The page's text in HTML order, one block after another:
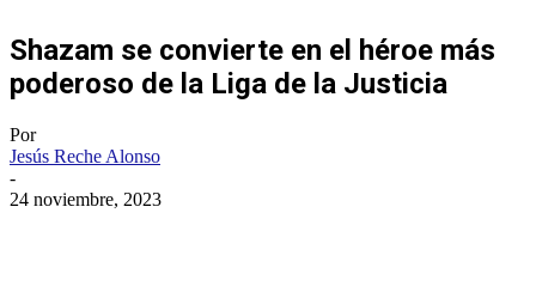
Shazam se convierte en el héroe más
poderoso de la Liga de la Justicia
Por
Jesús Reche Alonso
-
24 noviembre, 2023